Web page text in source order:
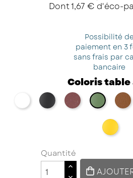
Dont 1,67 € d'éco-
Possibilité
paiement en 3
sans frais par
bancaire
Coloris
blanc noir red brown
vert
jaune
Quantité